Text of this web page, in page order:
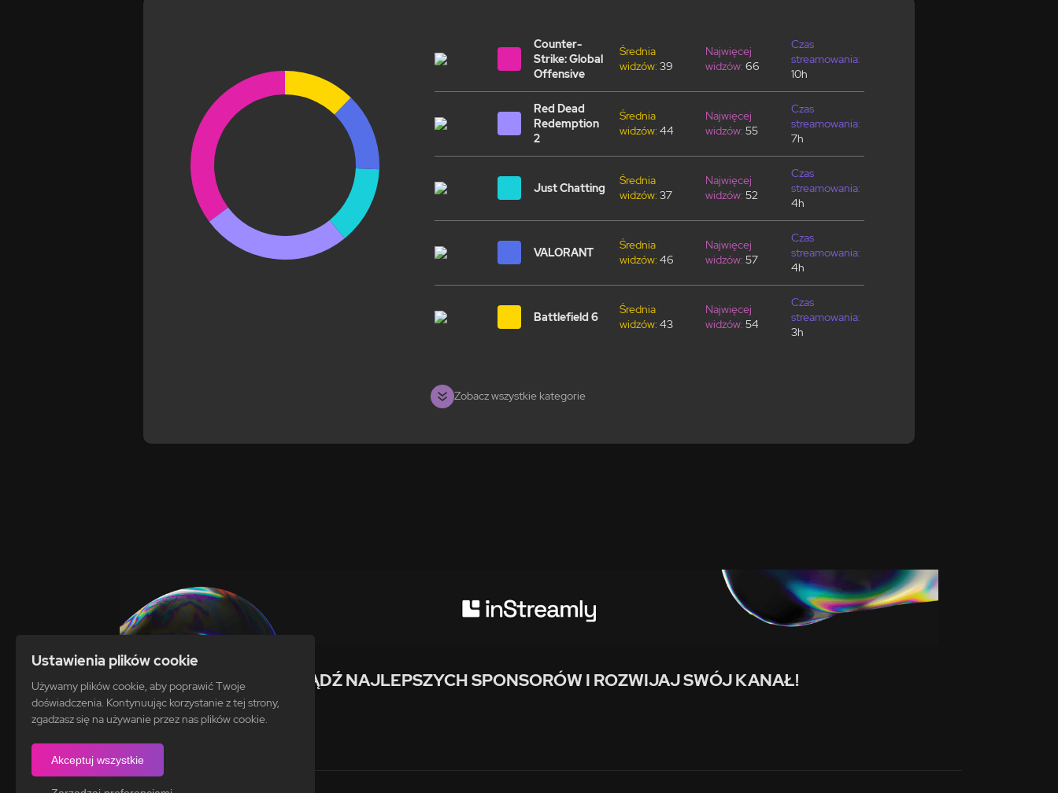
Counter-
Strike: Global
Offensive
Średnia
widzów: 39
Najwięcej
widzów: 66
Czas
streamowania:
10h
Red Dead
Redemption
2
Średnia
widzów: 44
Najwięcej
widzów: 55
Czas
streamowania:
7h
Just Chatting
Średnia
widzów: 37
Najwięcej
widzów: 52
Czas
streamowania:
4h
VALORANT
Średnia
widzów: 46
Najwięcej
widzów: 57
Czas
streamowania:
4h
Battlefield 6
Średnia
widzów: 43
Najwięcej
widzów: 54
Czas
streamowania:
3h
Zobacz wszystkie kategorie
ZDOBĄDŹ NAJLEPSZYCH SPONSORÓW I ROZWIJAJ SWÓJ KANAŁ!
Ustawienia plików cookie
Używamy plików cookie, aby poprawić Twoje
doświadczenia. Kontynuując korzystanie z tej strony,
zgadzasz się na używanie przez nas plików cookie.
Akceptuj wszystkie